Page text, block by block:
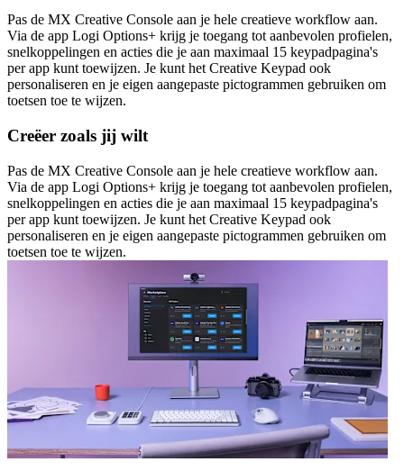
Pas de MX Creative Console aan je hele creatieve workflow aan.
Via de app Logi Options+ krijg je toegang tot aanbevolen profielen,
snelkoppelingen en acties die je aan maximaal 15 keypadpagina's
per app kunt toewijzen. Je kunt het Creative Keypad ook
personaliseren en je eigen aangepaste pictogrammen gebruiken om
toetsen toe te wijzen.
Creëer zoals jij wilt
Pas de MX Creative Console aan je hele creatieve workflow aan.
Via de app Logi Options+ krijg je toegang tot aanbevolen profielen,
snelkoppelingen en acties die je aan maximaal 15 keypadpagina's
per app kunt toewijzen. Je kunt het Creative Keypad ook
personaliseren en je eigen aangepaste pictogrammen gebruiken om
toetsen toe te wijzen.